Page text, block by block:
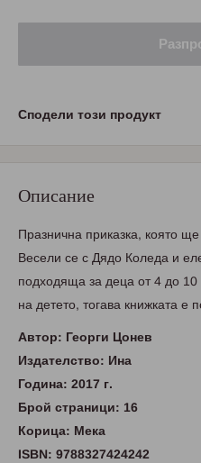
Сподели този продукт
Описание
Празнична приказка, която
Весели се с Дядо Коледа и
подходяща за деца от 4 до 10
на детето, тогава книжката
Автор: Георги Цонев
Издателство: Ина
Година: 2017 г.
Брой страници: 16
Корица: Мека
ISBN: 9788327424242